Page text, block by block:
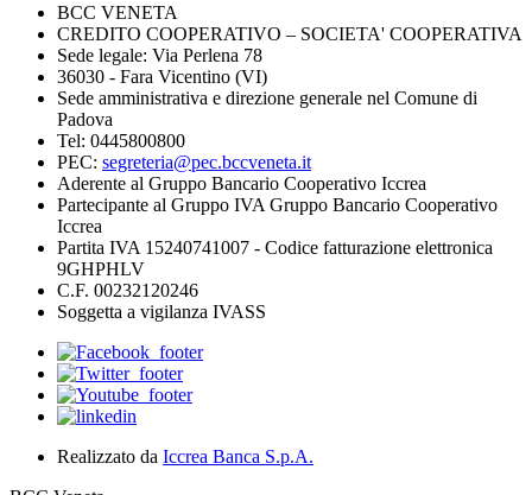
BCC VENETA
CREDITO COOPERATIVO – SOCIETA' COOPERATIVA
Sede legale: Via Perlena 78
36030 - Fara Vicentino (VI)
Sede amministrativa e direzione generale nel Comune di
Padova
Tel: 0445800800
PEC: segreteria@pec.bccveneta.it
Aderente al Gruppo Bancario Cooperativo Iccrea
Partecipante al Gruppo IVA Gruppo Bancario Cooperativo
Iccrea
Partita IVA 15240741007 - Codice fatturazione elettronica
9GHPHLV
C.F. 00232120246
Soggetta a vigilanza IVASS
Realizzato da Iccrea Banca S.p.A.